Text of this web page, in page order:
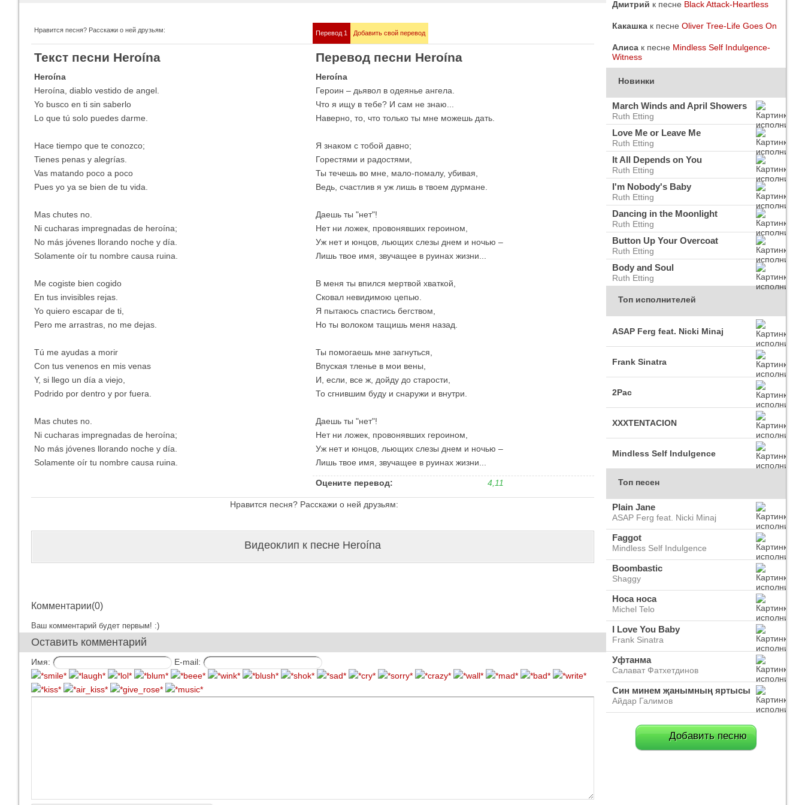
Imagine Dragons
Все песни
Demis Roussos
Все песни
Все песни
Нравится песня? Расскажи о ней друзьям:
Текст песни Heroína
Перевод 1 Добавить свой перевод
Перевод песни Heroína
Heroína
Heroína, diablo vestido de angel.
Yo busco en ti sin saberlo
Lo que tú solo puedes darme.
Hace tiempo que te conozco;
Tienes penas y alegrías.
Vas matando poco a poco
Pues yo ya se bien de tu vida.
Mas chutes no.
Ni cucharas impregnadas de heroína;
No más jóvenes llorando noche y día.
Solamente oír tu nombre causa ruina.
Me cogiste bien cogido
En tus invisibles rejas.
Yo quiero escapar de ti,
Pero me arrastras, no me dejas.
Tú me ayudas a morir
Con tus venenos en mis venas
Y, si llego un día a viejo,
Podrido por dentro y por fuera.
Mas chutes no.
Ni cucharas impregnadas de heroína;
No más jóvenes llorando noche y día.
Solamente oír tu nombre causa ruina.
Heroína
Героин – дьявол в одеянье ангела.
Что я ищу в тебе? И сам не знаю...
Наверно, то, что только ты мне можешь дать.
Я знаком с тобой давно;
Горестями и радостями,
Ты течешь во мне, мало-помалу, убивая,
Ведь, счастлив я уж лишь в твоем дурмане.
Даешь ты "нет"!
Нет ни ложек, провонявших героином,
Уж нет и юнцов, льющих слезы днем и ночью –
Лишь твое имя, звучащее в руинах жизни...
В меня ты впился мертвой хваткой,
Сковал невидимою цепью.
Я пытаюсь спастись бегством,
Но ты волоком тащишь меня назад.
Ты помогаешь мне загнуться,
Впуская тленье в мои вены,
И, если, все ж, дойду до старости,
То сгнившим буду и снаружи и внутри.
Даешь ты "нет"!
Нет ни ложек, провонявших героином,
Уж нет и юнцов, льющих слезы днем и ночью –
Лишь твое имя, звучащее в руинах жизни...
Оцените перевод: 4,11
Нравится песня? Расскажи о ней друзьям:
Видеоклип к песне Heroína
Комментарии(0)
Ваш комментарий будет первым! :)
Оставить комментарий
Имя: E-mail:
Дмитрий к песне Black Attack-Heartless
Какашка к песне Oliver Tree-Life Goes On
Алиса к песне Mindless Self Indulgence-
Witness
Новинки
March Winds and April Showers
Ruth Etting
Love Me or Leave Me
Ruth Etting
It All Depends on You
Ruth Etting
I'm Nobody's Baby
Ruth Etting
Dancing in the Moonlight
Ruth Etting
Button Up Your Overcoat
Ruth Etting
Body and Soul
Ruth Etting
Топ исполнителей
ASAP Ferg feat. Nicki Minaj
Frank Sinatra
2Pac
XXXTENTACION
Mindless Self Indulgence
Топ песен
Plain Jane
ASAP Ferg feat. Nicki Minaj
Faggot
Mindless Self Indulgence
Boombastic
Shaggy
Носа носа
Michel Telo
I Love You Baby
Frank Sinatra
Уфтанма
Салават Фатхетдинов
Син минем җанымның яртысы
Айдар Галимов
Добавить песню